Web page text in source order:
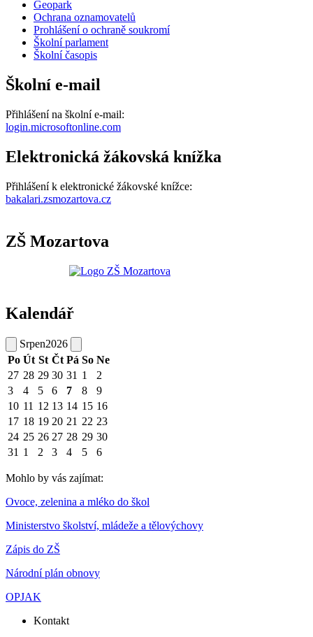
Geopark
Ochrana oznamovatelů
Prohlášení o ochraně soukromí
Školní parlament
Školní časopis
Školní e-mail
Přihlášení na školní e-mail:
login.microsoftonline.com
Elektronická žákovská knížka
Přihlášení k elektronické žákovské knížce:
bakalari.zsmozartova.cz
ZŠ Mozartova
Kalendář
Srpen2026
Po Út St Čt Pá So Ne
27 28 29 30 31 1
2
3
4 5 6 7 8
9
10 11 12 13 14 15 16
17 18 19 20 21 22 23
24 25 26 27 28 29 30
31 1 2 3 4 5 6
Mohlo by vás zajímat:
Ovoce, zelenina a mléko do škol
Ministerstvo školství, mládeže a tělovýchovy
Zápis do ZŠ
Národní plán obnovy
OPJAK
Kontakt